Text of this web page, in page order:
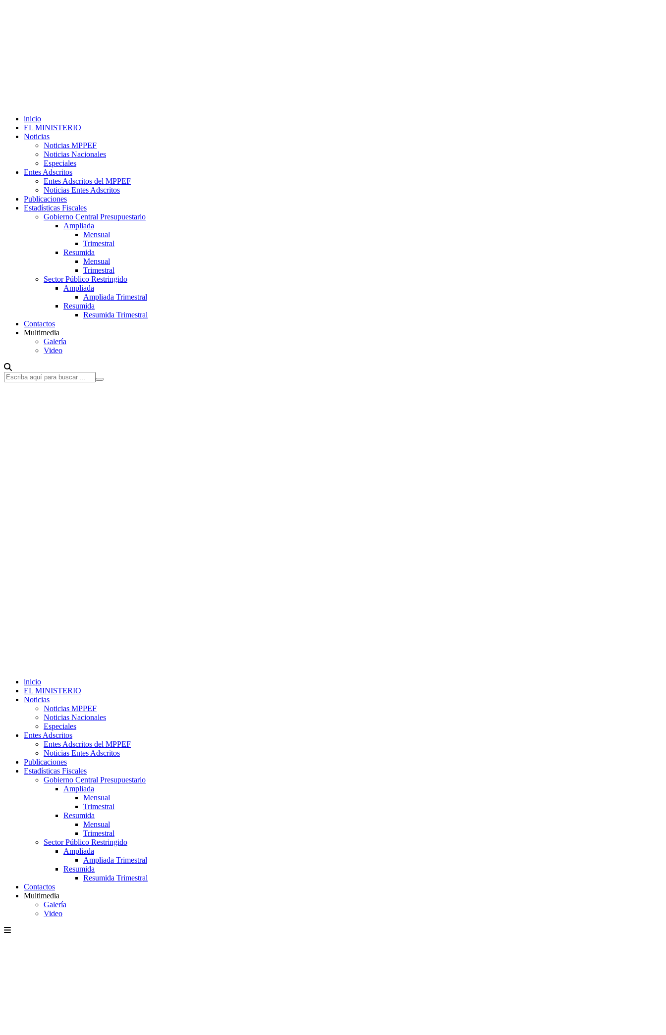
inicio
EL MINISTERIO
Noticias
Noticias MPPEF
Noticias Nacionales
Especiales
Entes Adscritos
Entes Adscritos del MPPEF
Noticias Entes Adscritos
Publicaciones
Estadísticas Fiscales
Gobierno Central Presupuestario
Ampliada
Mensual
Trimestral
Resumida
Mensual
Trimestral
Sector Público Restringido
Ampliada
Ampliada Trimestral
Resumida
Resumida Trimestral
Contactos
Multimedia
Galería
Video
inicio
EL MINISTERIO
Noticias
Noticias MPPEF
Noticias Nacionales
Especiales
Entes Adscritos
Entes Adscritos del MPPEF
Noticias Entes Adscritos
Publicaciones
Estadísticas Fiscales
Gobierno Central Presupuestario
Ampliada
Mensual
Trimestral
Resumida
Mensual
Trimestral
Sector Público Restringido
Ampliada
Ampliada Trimestral
Resumida
Resumida Trimestral
Contactos
Multimedia
Galería
Video